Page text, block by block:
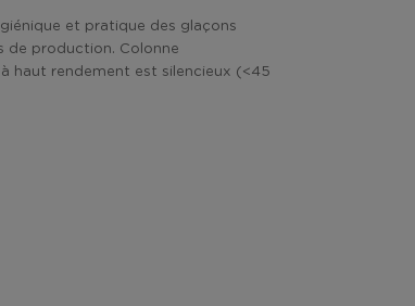
et pratique des glaçons
de production. Colonne
haut rendement est silencieux (<45